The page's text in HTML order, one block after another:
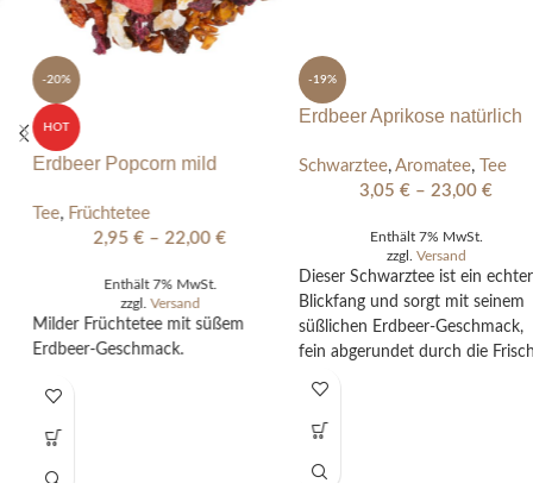
-20%
HOT
Erdbeer Popcorn mild
Früchtetee
2,95€ –22,00€
Enthält 7% MwSt.
zzgl.Versand
Milder Früchtetee mit süßem
Erdbeer-Geschmack.
Blickfang und sorgt mit seinem
süßlichen Erdbeer-Geschmack,
fein abgerundet durch die Frische
und neuen Schwung.